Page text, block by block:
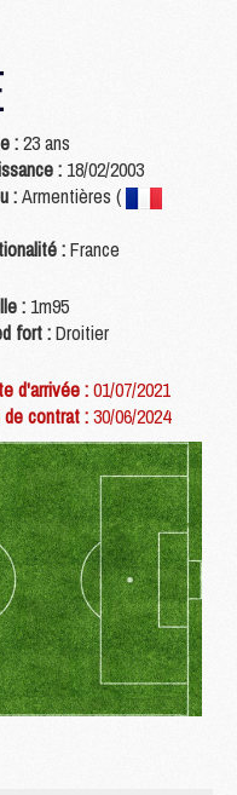
:23 ans
: 18/02/2003
:Armentières (
:France
: 1m95
fort :Droitier
d'arrivée :01/07/2021
de contrat :30/06/2024